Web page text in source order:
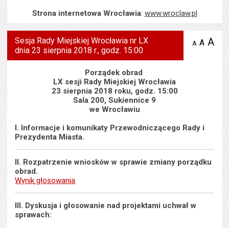
Strona internetowa Wrocławia: www.wroclaw.pl
Sesja Rady Miejskiej Wrocławia nr LX
dnia 23 sierpnia 2018 r., godz. 15:00
A zmniejsz
A A
Porządek obrad
LX sesji Rady Miejskiej Wrocławia
23 sierpnia 2018 roku, godz. 15:00
Sala 200, Sukiennice 9
we Wrocławiu
I. Informacje i komunikaty Przewodniczącego Rady i
Prezydenta Miasta.
II. Rozpatrzenie wniosków w sprawie zmiany porządku
obrad.
Wynik głosowania
III. Dyskusja i głosowanie nad projektami uchwał w
sprawach: